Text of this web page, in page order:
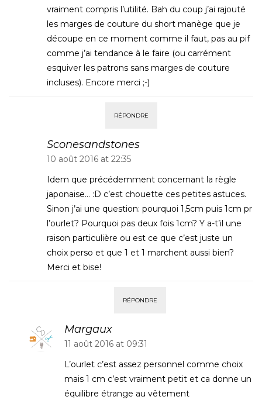
vraiment compris l’utilité. Bah du coup j’ai rajouté
les marges de couture du short manège que je
découpe en ce moment comme il faut, pas au pif
comme j’ai tendance à le faire (ou carrément
esquiver les patrons sans marges de couture
incluses). Encore merci ;-)
RÉPONDRE
Sconesandstones
10 août 2016 at 22:35
Idem que précédemment concernant la règle
japonaise… :D c’est chouette ces petites astuces.
Sinon j’ai une question: pourquoi 1,5cm puis 1cm pr
l’ourlet? Pourquoi pas deux fois 1cm? Y a-t’il une
raison particulière ou est ce que c’est juste un
choix perso et que 1 et 1 marchent aussi bien?
Merci et bise!
RÉPONDRE
Margaux
11 août 2016 at 09:31
L’ourlet c’est assez personnel comme choix
mais 1 cm c’est vraiment petit et ca donne un
équilibre étrange au vêtement